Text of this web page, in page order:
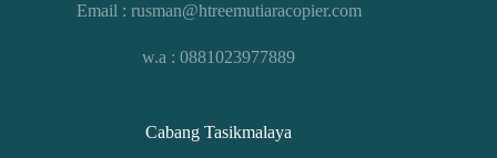
Email : rusman@htreemutiaracopier.com
w.a : 0881023977889
Cabang Tasikmalaya